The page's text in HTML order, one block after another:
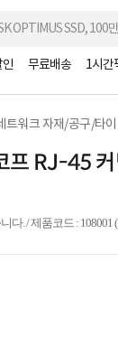
무료배송 1시간
트워크 자재/공구/타이
프 RJ-45
다. / 제품코드 : 108001